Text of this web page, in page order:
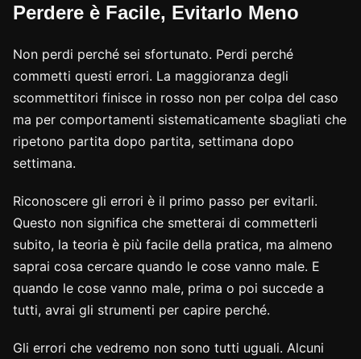
Perdere è Facile, Evitarlo Meno
Non perdi perché sei sfortunato. Perdi perché
commetti questi errori. La maggioranza degli
scommettitori finisce in rosso non per colpa del caso
ma per comportamenti sistematicamente sbagliati che
ripetono partita dopo partita, settimana dopo
settimana.
Riconoscere gli errori è il primo passo per evitarli.
Questo non significa che smetterai di commetterli
subito, la teoria è più facile della pratica, ma almeno
saprai cosa cercare quando le cose vanno male. E
quando le cose vanno male, prima o poi succede a
tutti, avrai gli strumenti per capire perché.
Gli errori che vedremo non sono tutti uguali. Alcuni